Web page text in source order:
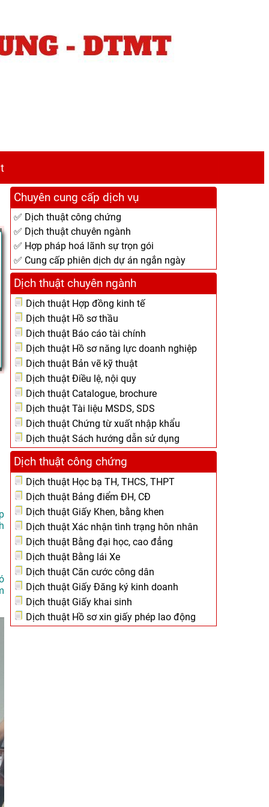
Chuyên cung cấp dịch vụ
✅ Dịch thuật công chứng
✅ Dịch thuật chuyên ngành
✅ Hợp pháp hoá lãnh sự trọn gói
✅ Cung cấp phiên dịch dự án ngắn ngày
Dịch thuật chuyên ngành
Dịch thuật Hợp đồng kinh tế
Dịch thuật Hồ sơ thầu
Dịch thuật Báo cáo tài chính
Dịch thuật Hồ sơ năng lực doanh nghiệp
Dịch thuật Bản vẽ kỹ thuật
Dịch thuật Điều lệ, nội quy
Dịch thuật Catalogue, brochure
Dịch thuật Tài liệu MSDS, SDS
Dịch thuật Chứng từ xuất nhập khẩu
Dịch thuật Sách hướng dẫn sử dụng
Dịch thuật công chứng
Dịch thuật Học bạ TH, THCS, THPT
Dịch thuật Bảng điểm ĐH, CĐ
Dịch thuật Giấy Khen, bằng khen
Dịch thuật Xác nhận tình trạng hôn nhân
Dịch thuật Bằng đại học, cao đẳng
Dịch thuật Bằng lái Xe
Dịch thuật Căn cước công dân
Dịch thuật Giấy Đăng ký kinh doanh
Dịch thuật Giấy khai sinh
Dịch thuật Hồ sơ xin giấy phép lao động